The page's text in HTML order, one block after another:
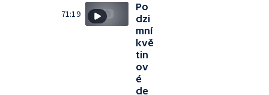
71:19
Po
dzi
mní
kvě
tin
ov
é
de